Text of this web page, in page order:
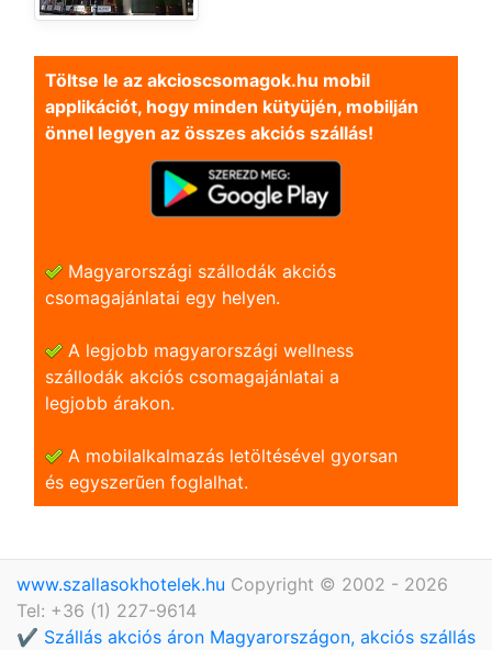
Töltse le az akcioscsomagok.hu mobil
applikációt, hogy minden kütyüjén, mobilján
önnel legyen az összes akciós szállás!
Magyarországi szállodák akciós
csomagajánlatai egy helyen.
A legjobb magyarországi wellness
szállodák akciós csomagajánlatai a
legjobb árakon.
A mobilalkalmazás letöltésével gyorsan
és egyszerũen foglalhat.
www.szallasokhotelek.hu Copyright © 2002 - 2026
Tel: +36 (1) 227-9614
✔️ Szállás akciós áron Magyarországon, akciós szállás